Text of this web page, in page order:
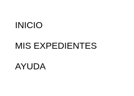
Mapa
Web
INICIO
MIS EXPEDIENTES
AYUDA